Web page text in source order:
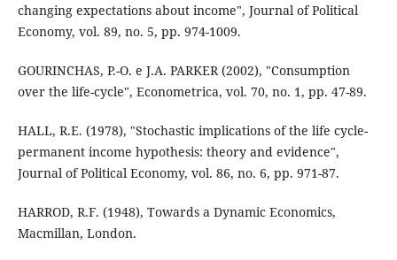
changing expectations about income", Journal of Political
Economy, vol. 89, no. 5, pp. 974-1009.
GOURINCHAS, P.-O. e J.A. PARKER (2002), "Consumption
over the life-cycle", Econometrica, vol. 70, no. 1, pp. 47-89.
HALL, R.E. (1978), "Stochastic implications of the life cycle-
permanent income hypothesis: theory and evidence",
Journal of Political Economy, vol. 86, no. 6, pp. 971-87.
HARROD, R.F. (1948), Towards a Dynamic Economics,
Macmillan, London.